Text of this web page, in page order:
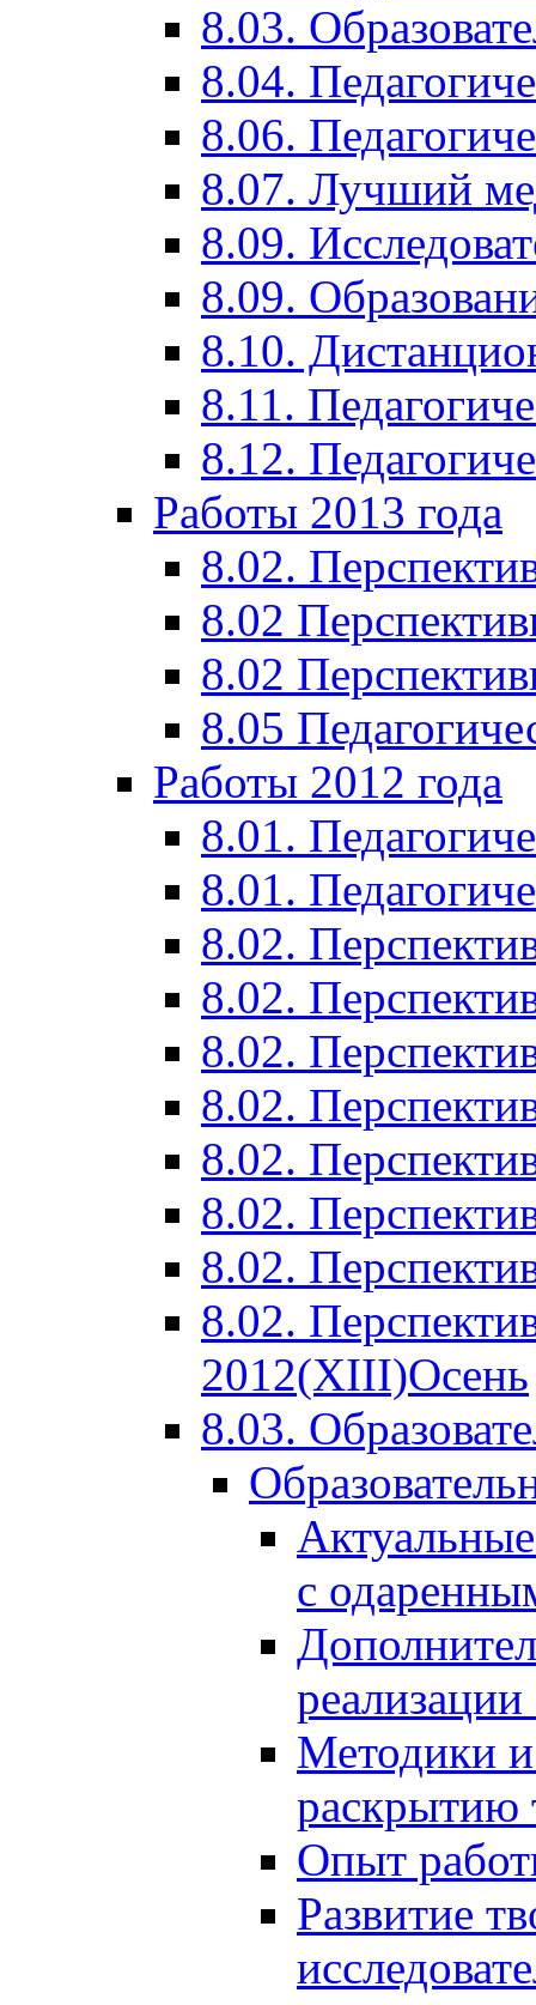
8.03.
8.04.
8.06.
8.07. Лучший
8.09.
8.09.
8.10.
8.11.
8.12.
Работы 2013 года
8.02.
8.02
8.02
8.05
Работы 2012 года
8.01.
8.01.
8.02.
8.02.
8.02.
8.02.
8.02.
8.02.
8.02.
8.02.
2012(XIII)Осень
8.03.
с
Методики
раскрытию
Опыт
Развитие